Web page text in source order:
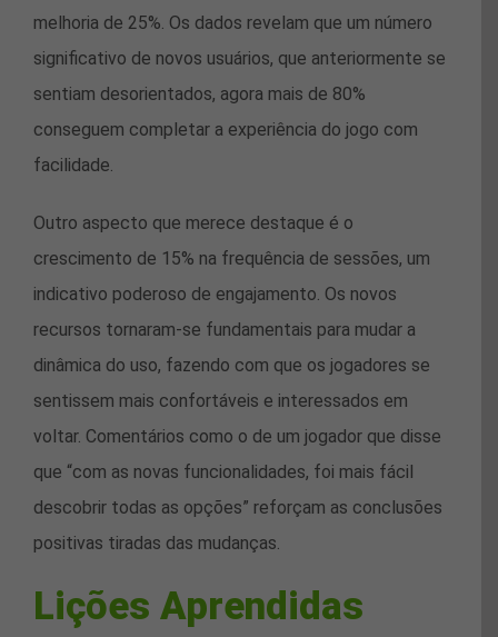
melhoria de 25%. Os dados revelam que um número
significativo de novos usuários, que anteriormente se
sentiam desorientados, agora mais de 80%
conseguem completar a experiência do jogo com
facilidade.
Outro aspecto que merece destaque é o
crescimento de 15% na frequência de sessões, um
indicativo poderoso de engajamento. Os novos
recursos tornaram-se fundamentais para mudar a
dinâmica do uso, fazendo com que os jogadores se
sentissem mais confortáveis e interessados em
voltar. Comentários como o de um jogador que disse
que “com as novas funcionalidades, foi mais fácil
descobrir todas as opções” reforçam as conclusões
positivas tiradas das mudanças.
Lições Aprendidas